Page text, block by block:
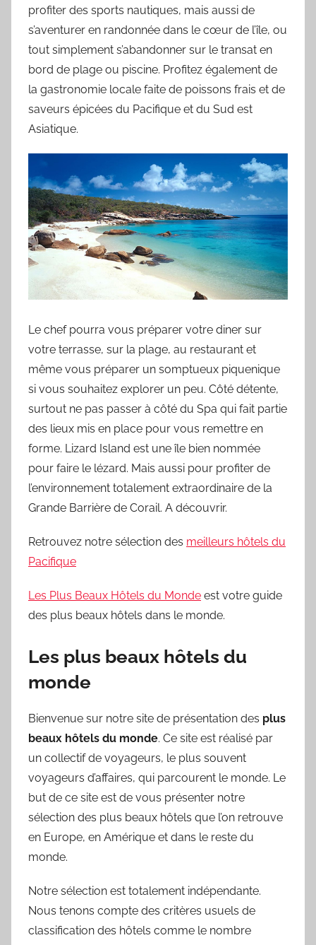
profiter des sports nautiques, mais aussi de
s’aventurer en randonnée dans le cœur de l’île, ou
tout simplement s’abandonner sur le transat en
bord de plage ou piscine. Profitez également de
la gastronomie locale faite de poissons frais et de
saveurs épicées du Pacifique et du Sud est
Asiatique.
Le chef pourra vous préparer votre diner sur
votre terrasse, sur la plage, au restaurant et
même vous préparer un somptueux piquenique
si vous souhaitez explorer un peu. Côté détente,
surtout ne pas passer à côté du Spa qui fait partie
des lieux mis en place pour vous remettre en
forme. Lizard Island est une île bien nommée
pour faire le lézard. Mais aussi pour profiter de
l’environnement totalement extraordinaire de la
Grande Barrière de Corail. A découvrir.
Retrouvez notre sélection des meilleurs hôtels du
Pacifique
Les Plus Beaux Hôtels du Monde est votre guide
des plus beaux hôtels dans le monde.
Les plus beaux hôtels du
monde
Bienvenue sur notre site de présentation des plus
beaux hôtels du monde. Ce site est réalisé par
un collectif de voyageurs, le plus souvent
voyageurs d’affaires, qui parcourent le monde. Le
but de ce site est de vous présenter notre
sélection des plus beaux hôtels que l’on retrouve
en Europe, en Amérique et dans le reste du
monde.
Notre sélection est totalement indépendante.
Nous tenons compte des critères usuels de
classification des hôtels comme le nombre